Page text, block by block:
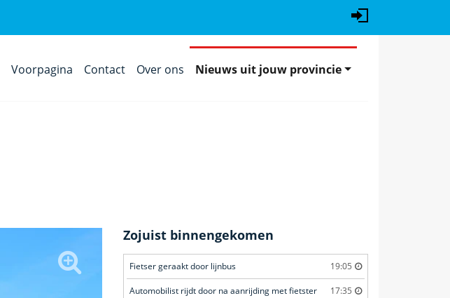
Voorpagina Contact Over ons Nieuws uit jouw provincie
Zojuist binnengekomen
Fietser geraakt door lijnbus 19:05
Automobilist rijdt door na aanrijding met fietster 17:35